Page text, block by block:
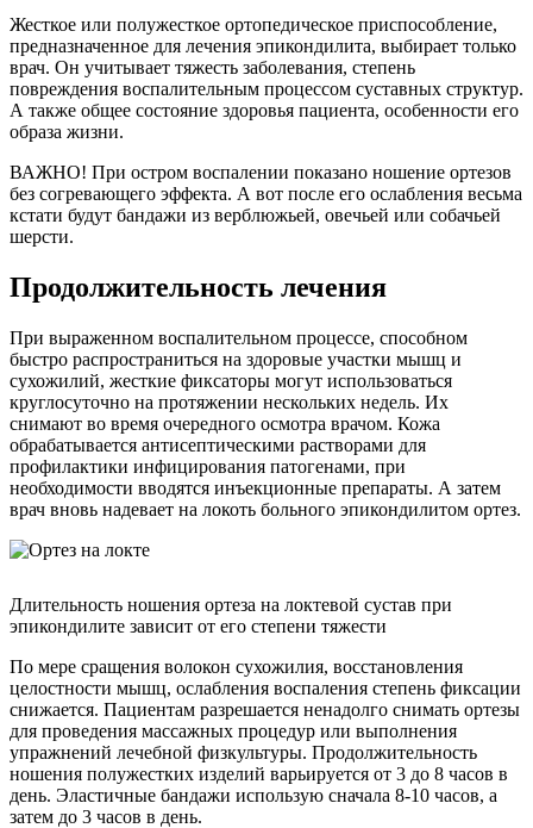
Жесткое или полужесткое ортопедическое приспособление,
предназначенное для лечения эпикондилита, выбирает только
врач. Он учитывает тяжесть заболевания, степень
повреждения воспалительным процессом суставных структур.
А также общее состояние здоровья пациента, особенности его
образа жизни.
ВАЖНО! При остром воспалении показано ношение ортезов
без согревающего эффекта. А вот после его ослабления весьма
кстати будут бандажи из верблюжьей, овечьей или собачьей
шерсти.
Продолжительность лечения
При выраженном воспалительном процессе, способном
быстро распространиться на здоровые участки мышц и
сухожилий, жесткие фиксаторы могут использоваться
круглосуточно на протяжении нескольких недель. Их
снимают во время очередного осмотра врачом. Кожа
обрабатывается антисептическими растворами для
профилактики инфицирования патогенами, при
необходимости вводятся инъекционные препараты. А затем
врач вновь надевает на локоть больного эпикондилитом ортез.
Длительность ношения ортеза на локтевой сустав при
эпикондилите зависит от его степени тяжести
По мере сращения волокон сухожилия, восстановления
целостности мышц, ослабления воспаления степень фиксации
снижается. Пациентам разрешается ненадолго снимать ортезы
для проведения массажных процедур или выполнения
упражнений лечебной физкультуры. Продолжительность
ношения полужестких изделий варьируется от 3 до 8 часов в
день. Эластичные бандажи использую сначала 8-10 часов, а
затем до 3 часов в день.